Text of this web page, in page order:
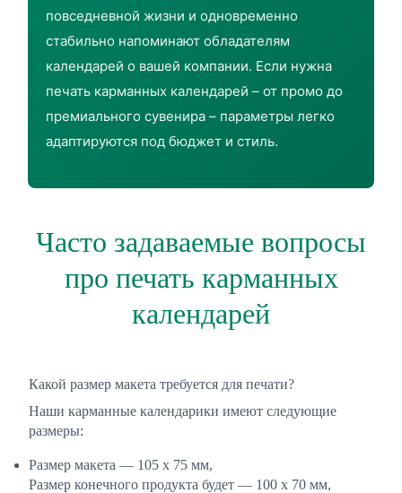
повседневной жизни и одновременно
стабильно напоминают обладателям
календарей о вашей компании. Если нужна
печать карманных календарей – от промо до
премиального сувенира – параметры легко
адаптируются под бюджет и стиль.
Часто задаваемые вопросы
про печать карманных
календарей
Какой размер макета требуется для печати?
Наши карманные календарики имеют следующие
размеры:
Размер макета — 105 х 75 мм,
Размер конечного продукта будет — 100 х 70 мм,